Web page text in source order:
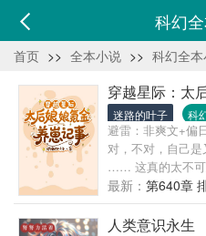
科幻
首页 >> 全本小说 >> 科幻全
穿越星际：太
迷路的叶子 科
避雷：非爽文+偏
对，不对，自己是
…… 这真的太不可
蟠桃树了！ 别名：
最新： 第640章
人类意识永生